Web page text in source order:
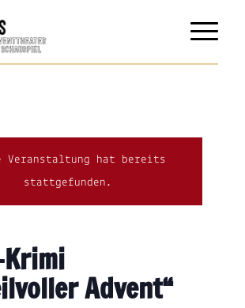
Veranstaltung hat bereits
stattgefunden.
Advent“